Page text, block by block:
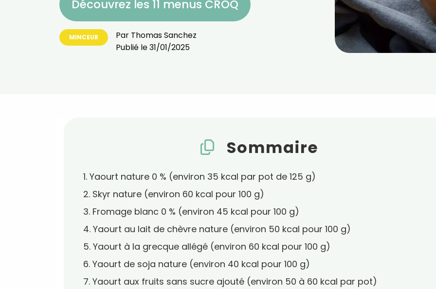
Découvrez les 11 menus CROQ
MINCEUR Par Thomas Sanchez
Publié le31/01/2025
Sommaire
1. Yaourt nature 0 % (environ 35 kcal par pot de 125 g)
2. Skyr nature (environ 60 kcal pour 100 g)
3. Fromage blanc 0 % (environ 45 kcal pour 100 g)
4. Yaourt au lait de chèvre nature (environ 50 kcal pour 100 g)
5. Yaourt à la grecque allégé (environ 60 kcal pour 100 g)
6. Yaourt de soja nature (environ 40 kcal pour 100 g)
7. Yaourt aux fruits sans sucre ajouté (environ 50 à 60 kcal par pot)